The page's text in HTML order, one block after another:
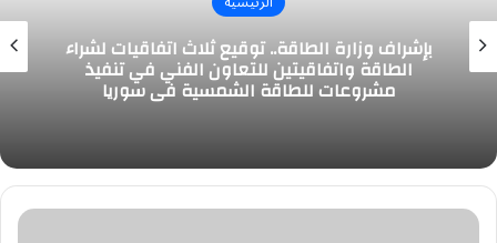
بإشراف وزارة الطاقة.. توقيع ثلاث اتفاقيات لشراء
الطاقة واتفاقيتين للتعاون الفني في تنفيذ
مشروعات للطاقة الشمسية في سوريا
طهران